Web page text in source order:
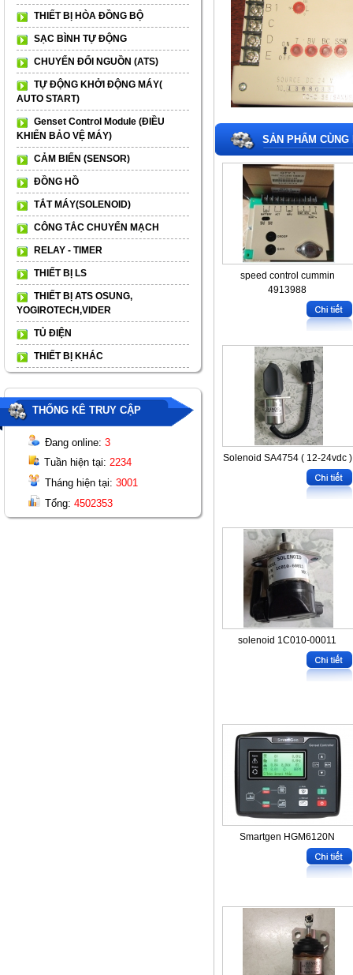
THIẾT BỊ HÒA ĐỒNG BỘ
SẠC BÌNH TỰ ĐỘNG
CHUYỂN ĐỔI NGUỒN (ATS)
TỰ ĐỘNG KHỞI ĐỘNG MÁY(
AUTO START)
Genset Control Module (ĐIỀU
KHIỂN BẢO VỆ MÁY)
CẢM BIẾN (SENSOR)
ĐỒNG HỒ
TẮT MÁY(SOLENOID)
CÔNG TẮC CHUYỂN MẠCH
RELAY - TIMER
THIẾT BỊ LS
THIẾT BỊ ATS OSUNG,
YOGIROTECH,VIDER
TỦ ĐIỆN
THIẾT BỊ KHÁC
THỐNG KÊ TRUY CẬP
Đang online: 3
Tuần hiện tại: 2234
Tháng hiện tại: 3001
Tổng: 4502353
SẢN PHẨM CÙNG
speed control cummin
4913988
Solenoid SA4754 ( 12-24vdc )
solenoid 1C010-00011
Smartgen HGM6120N